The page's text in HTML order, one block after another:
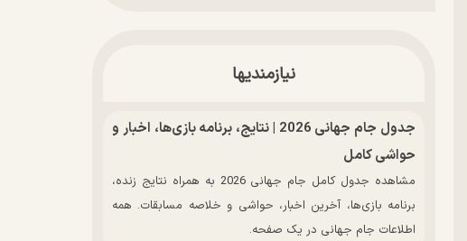
نیازمندیها
جدول جام جهانی 2026 | نتایج، برنامه بازی‌ها، اخبار و
حواشی کامل
مشاهده جدول کامل جام جهانی 2026 به همراه نتایج زنده،
برنامه بازی‌ها، آخرین اخبار، حواشی و خلاصه مسابقات. همه
اطلاعات جام جهانی در یک صفحه.